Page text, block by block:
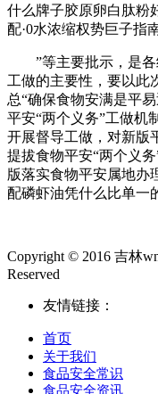
什么牌子胶原卵白肽粉
配·0水浓缩权势巨子指
”等主要批示，是各
工做的主要性，要以此
总“确保食物安满是平
平安“两个义务”工做机
开展督导工做，对新版
提拔食物平安“两个义
版落实食物平安属地办
配磷虾油凭什么比单一
Copyright © 2016 吉林
Reserved
友情链接：
首页
关于我们
食品安全常识
食品安全资讯